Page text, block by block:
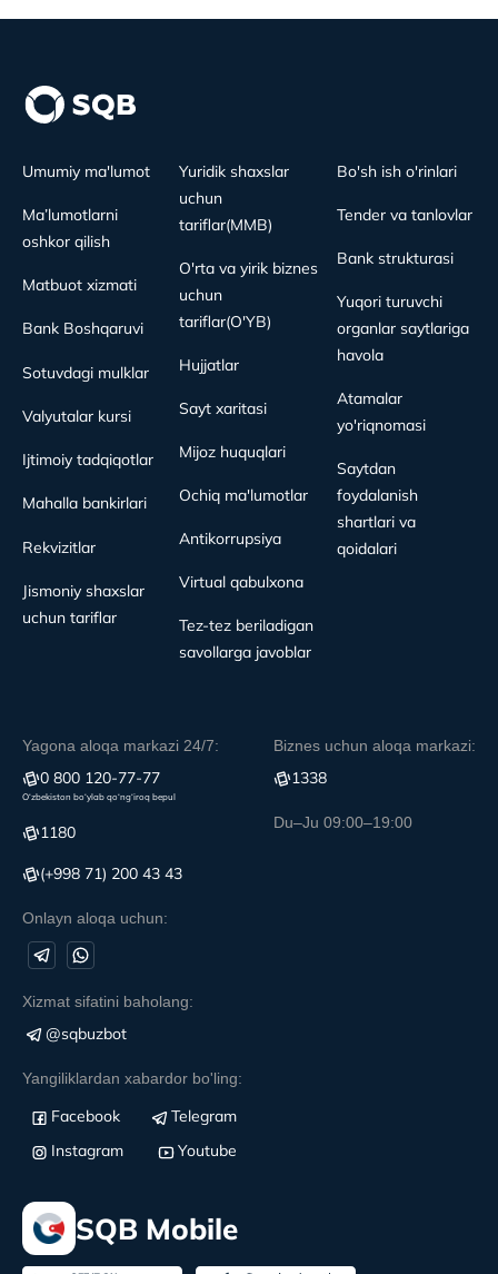
Umumiy ma'lumot
Ma’lumotlarni
oshkor qilish
Matbuot xizmati
Bank Boshqaruvi
Sotuvdagi mulklar
Valyutalar kursi
Ijtimoiy tadqiqotlar
Mahalla bankirlari
Rekvizitlar
Jismoniy shaxslar
uchun tariflar
Yuridik shaxslar
uchun
tariflar(MMB)
O'rta va yirik biznes
uchun
tariflar(O'YB)
Hujjatlar
Sayt xaritasi
Mijoz huquqlari
Ochiq ma'lumotlar
Antikorrupsiya
Virtual qabulxona
Tez-tez beriladigan
savollarga javoblar
Bo'sh ish o'rinlari
Tender va tanlovlar
Bank strukturasi
Yuqori turuvchi
organlar saytlariga
havola
Atamalar
yo'riqnomasi
Saytdan
foydalanish
shartlari va
qoidalari
Yagona aloqa markazi 24/7:
0 800 120-77-77
O‘zbekiston bo‘ylab qo‘ng‘iroq bepul
1180
(+998 71) 200 43 43
Onlayn aloqa uchun:
Biznes uchun aloqa markazi:
1338
Du–Ju 09:00–19:00
Xizmat sifatini baholang:
@sqbuzbot
Yangiliklardan xabardor bo'ling:
Facebook
Telegram
Instagram
Youtube
SQB Mobile